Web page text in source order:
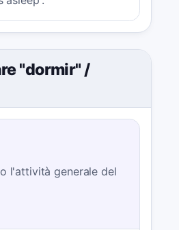
"dormir" /
l'attività generale del